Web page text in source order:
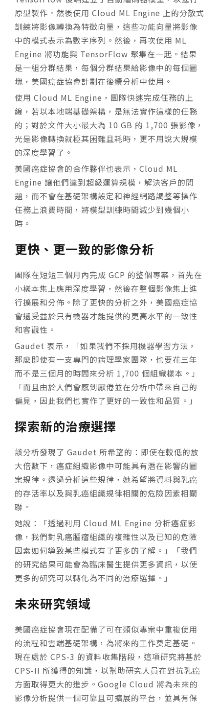
原型製作。然後使用 Cloud ML Engine 上的分散式
訓練將影像轉換為特徵向量，這些功能向量將影像
中的模式表示為數字序列。然後，再次使用 ML
Engine 將功能與 TensorFlow 聚集在一起。結果
是一組分群結果，每個分群結果給影像中的每個圖
塊，美國癌症協會計劃在後續分析中使用。
使用 Cloud ML Engine，團隊快速完成任務的上
線，若以本地端基礎架構，是無法實作這樣的任務
的；對於文件大小最大為 10 GB 的 1,700 張影像，
光是影像轉換就極其困難且耗時，更不用說大規模
的深度學習了。
美國癌症協會的合作夥伴也表示，Cloud ML
Engine 讓他們達到超級運算規模，解決客戶的問
題，而不會在基礎架構設定和神經網路調整等操作
任務上浪費時間，將模型訓練時間減少到幾個小
時。
更快、更一致的影像分析
團隊在短短三個月內完成 GCP 的整個專案，首先在
小樣本集上應用深度學習，然後在整個影像集上進
行擴展和分佈。除了更快的分析之外，美國癌症協
會還受益於只有機器才能提供的更高水平的一致性
和客觀性。
Gaudet 表示，「如果我們不採用機器學習方法，
那麼即使有一支專門的病理學家團隊，也要花三年
而不是三個月的時間來分析 1,700 個組織樣本。」
「而且由於人們會感到厭倦並在分析中帶來自己的
偏見，因此我們也實作了更好的一致性和品質。」
探索新的治療選擇
該分析發現了 Gaudet 所希望的：即使在較低的放
大倍數下，癌症組織影像中可能具有潛在影響的圖
案規律。透過分析這些規律，她希望將資料與乳癌
的存活率以及與乳癌組織規律相關的危險因素相關
聯。
她說：「透過利用 Cloud ML Engine 分析癌症影
像，我們對乳癌腫瘤組織的複雜性以及已知的危險
因素如何導致某些模式有了更多的了解。」「我們
的研究結果可能會為臨床醫生提供更多資訊，以使
更多的研究可以轉化為不同的治療選擇。」
未來研究領域
美國癌症協會現在配備了可在類似專案中重複使用
的流程和雲端基礎架構，為將來的工作奠定基礎。
現在處於 CPS-3 的資料收集階段，這項研究將基於
CPS-II 所獲得的知識，以幫助研究人員在對抗乳癌
方面取得更大的進步。Google Cloud 將為未來的
影像分析提供一個可靠且可擴展的平台，並具有保